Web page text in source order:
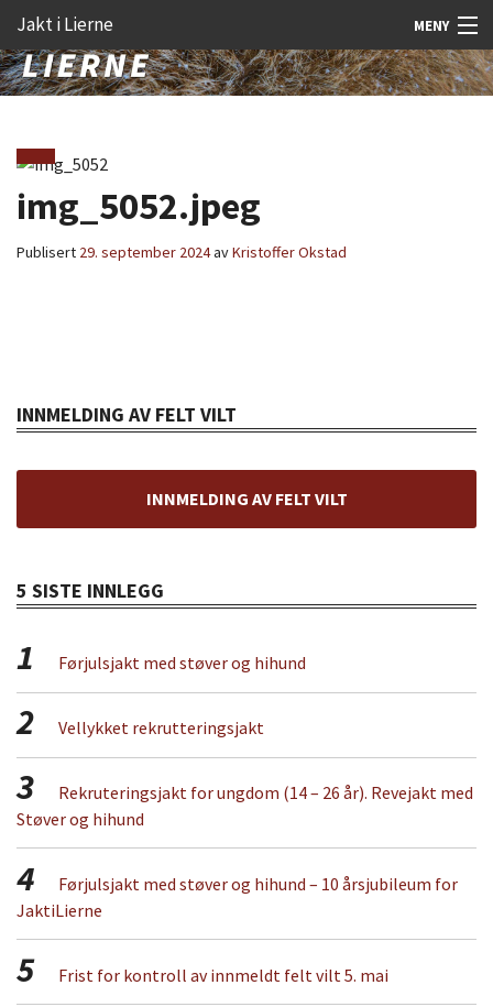
Jakt i Lierne MENY
Nyheter
Fangst
Åtejakt
Rekrutt
innholdet
Forstørre
img_5052.jpeg
Publisert 29. september 2024avKristoffer Okstad
INNMELDING AV FELT VILT
INNMELDING AV FELT VILT
5 SISTE INNLEGG
1 Førjulsjakt med støver og hihund
2 Vellykket rekrutteringsjakt
3
Rekruteringsjakt for ungdom (14 – 26 år). Revejakt med
Støver og hihund
4
Førjulsjakt med støver og hihund – 10 årsjubileum for
JaktiLierne
5 Frist for kontroll av innmeldt felt vilt 5. mai